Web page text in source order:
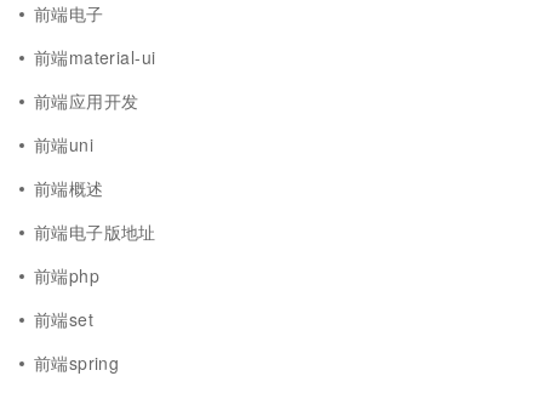
前端电子
前端material-ui
前端应用开发
前端uni
前端概述
前端电子版地址
前端php
前端set
前端spring